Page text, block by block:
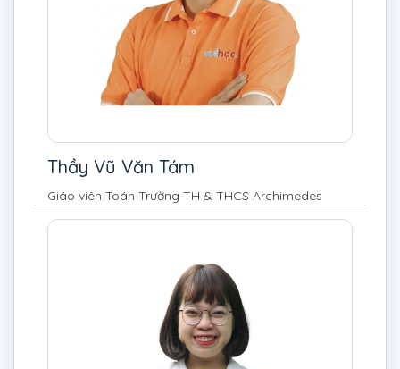
Thầy Vũ Văn Tám
Giáo viên Toán Trường TH & THCS Archimedes